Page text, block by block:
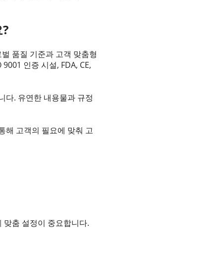
품질 기준과 고객 맞춤형
인증 시설, FDA, CE,
다. 유연한 내용물과 규정
해 고객의 필요에 맞춰 고
맞춤 설정이 중요합니다.